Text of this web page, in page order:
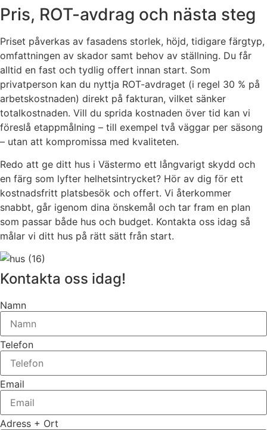
Pris, ROT-avdrag och nästa steg
Priset påverkas av fasadens storlek, höjd, tidigare färgtyp,
omfattningen av skador samt behov av ställning. Du får
alltid en fast och tydlig offert innan start. Som
privatperson kan du nyttja ROT-avdraget (i regel 30 % på
arbetskostnaden) direkt på fakturan, vilket sänker
totalkostnaden. Vill du sprida kostnaden över tid kan vi
föreslå etappmålning – till exempel två väggar per säsong
– utan att kompromissa med kvaliteten.
Redo att ge ditt hus i Västermo ett långvarigt skydd och
en färg som lyfter helhetsintrycket? Hör av dig för ett
kostnadsfritt platsbesök och offert. Vi återkommer
snabbt, går igenom dina önskemål och tar fram en plan
som passar både hus och budget. Kontakta oss idag så
målar vi ditt hus på rätt sätt från start.
Kontakta oss idag!
Namn
Telefon
Email
Adress + Ort